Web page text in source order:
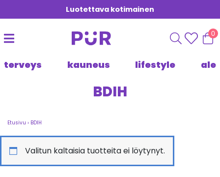
Luotettava kotimainen
0
terveys kauneus lifestyle ale
BDIH
Etusivu › BDIH
Valitun kaltaisia tuotteita ei löytynyt.